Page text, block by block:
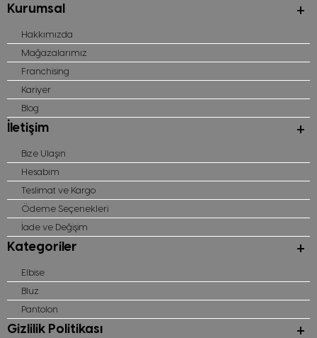
Kurumsal
Hakkımızda
Mağazalarımız
Franchising
Kariyer
Blog
İletişim
Bize Ulaşın
Hesabım
Teslimat ve Kargo
Ödeme Seçenekleri
İade ve Değişim
Kategoriler
Elbise
Bluz
Pantolon
Gizlilik Politikası